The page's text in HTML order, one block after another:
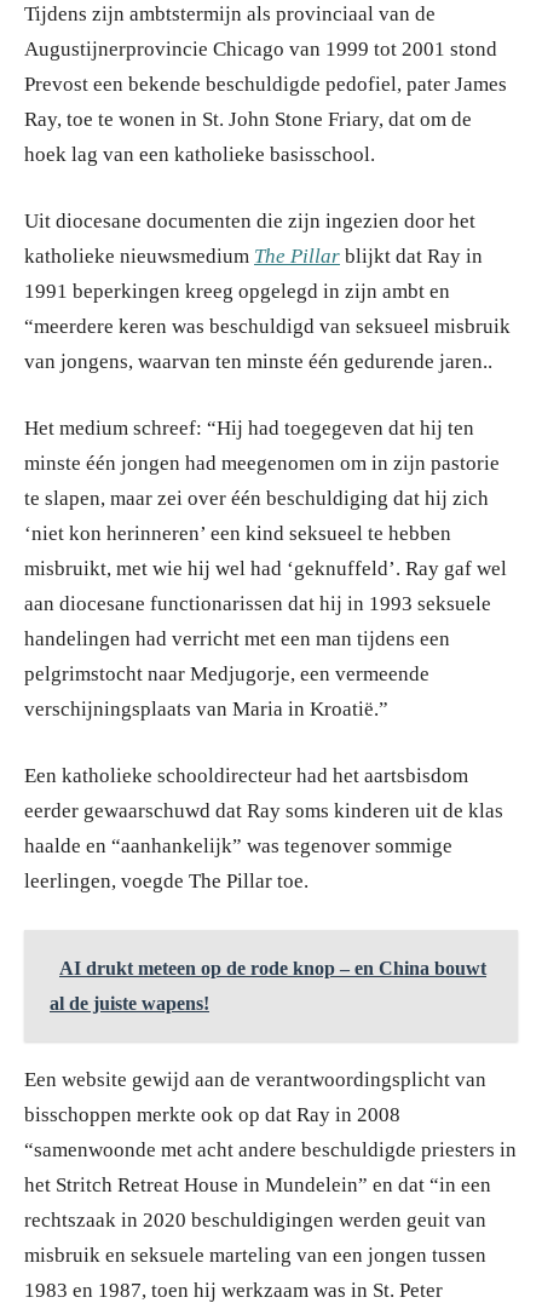
Tijdens zijn ambtstermijn als provinciaal van de
Augustijnerprovincie Chicago van 1999 tot 2001 stond
Prevost een bekende beschuldigde pedofiel, pater James
Ray, toe te wonen in St. John Stone Friary, dat om de
hoek lag van een katholieke basisschool.
Uit diocesane documenten die zijn ingezien door het
katholieke nieuwsmedium The Pillar blijkt dat Ray in
1991 beperkingen kreeg opgelegd in zijn ambt en
“meerdere keren was beschuldigd van seksueel misbruik
van jongens, waarvan ten minste één gedurende jaren..
Het medium schreef: “Hij had toegegeven dat hij ten
minste één jongen had meegenomen om in zijn pastorie
te slapen, maar zei over één beschuldiging dat hij zich
‘niet kon herinneren’ een kind seksueel te hebben
misbruikt, met wie hij wel had ‘geknuffeld’. Ray gaf wel
aan diocesane functionarissen dat hij in 1993 seksuele
handelingen had verricht met een man tijdens een
pelgrimstocht naar Medjugorje, een vermeende
verschijningsplaats van Maria in Kroatië.”
Een katholieke schooldirecteur had het aartsbisdom
eerder gewaarschuwd dat Ray soms kinderen uit de klas
haalde en “aanhankelijk” was tegenover sommige
leerlingen, voegde The Pillar toe.
AI drukt meteen op de rode knop – en China bouwt
al de juiste wapens!
Een website gewijd aan de verantwoordingsplicht van
bisschoppen merkte ook op dat Ray in 2008
“samenwoonde met acht andere beschuldigde priesters in
het Stritch Retreat House in Mundelein” en dat “in een
rechtszaak in 2020 beschuldigingen werden geuit van
misbruik en seksuele marteling van een jongen tussen
1983 en 1987, toen hij werkzaam was in St. Peter